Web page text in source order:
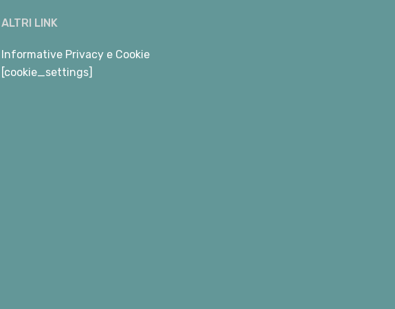
ALTRI LINK
Informative Privacy e Cookie
[cookie_settings]